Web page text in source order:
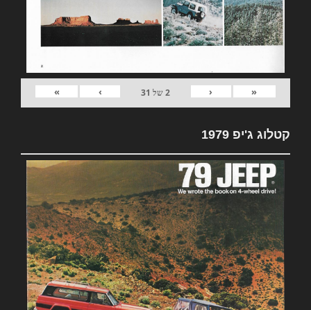
«
‹
2של 31
›
»
קטלוג ג'יפ 1979